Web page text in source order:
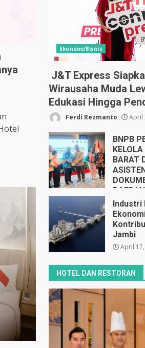
Ekonomi/Bisnis
J&T Express
Wirausaha Muda
Edukasi Hingga
Ferdi Rezmanto April
BNPB
BARAT
DAERAH
April
Industri
Jambi
April
HOTEL DAN RESTORAN